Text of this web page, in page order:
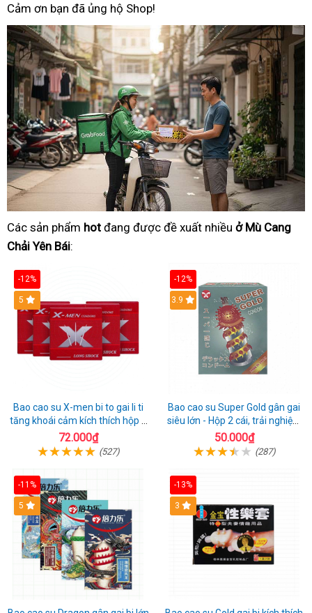
Cảm ơn bạn đã ủng hộ Shop!
Các sản phẩm hot đang được đề xuất nhiều ở Mù Cang
Chải Yên Bái:
-12%
Hot
5
Bao cao su X-men bi to gai li ti
tăng khoái cảm kích thích hộp 1
cái
72.000₫
(527)
-12%
3.9
Bao cao su Super Gold gân gai
siêu lớn - Hộp 2 cái, trải nghiệm
mới lạ
50.000₫
(287)
-11%
Hot
5
-13%
3